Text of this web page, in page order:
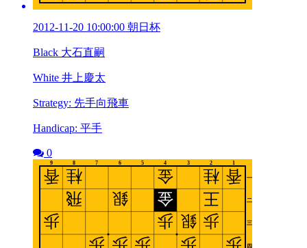
2012-11-20 10:00:00 朝日杯
Black 大石直嗣
White 井上慶太
Strategy: 先手向飛車
Handicap: 平手
0